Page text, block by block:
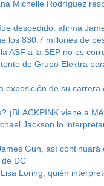
Michelle Rodríguez
despedido: afirma
los 830.7 millones de
ASF a la SEP no es
de Grupo Elektra
exposición de su carrera
¡BLACKPINK viene a
Jackson lo
Gun, así continuará
DC
Loring, quién